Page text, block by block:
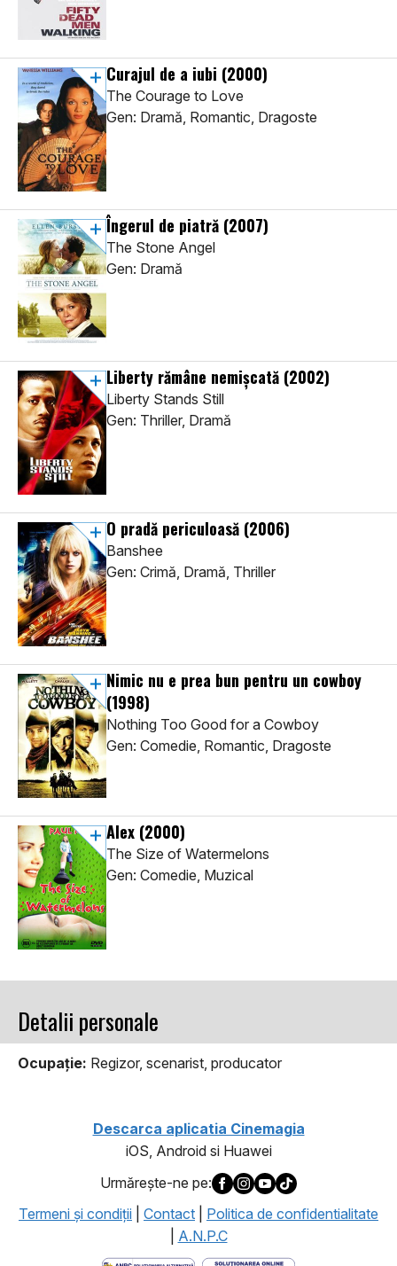
Curajul de a iubi (2000)
The Courage to Love
Gen: Dramă, Romantic, Dragoste
Îngerul de piatră (2007)
The Stone Angel
Gen: Dramă
Liberty rămâne nemişcată (2002)
Liberty Stands Still
Gen: Thriller, Dramă
O pradă periculoasă (2006)
Banshee
Gen: Crimă, Dramă, Thriller
Nimic nu e prea bun pentru un cowboy
(1998)
Nothing Too Good for a Cowboy
Gen: Comedie, Romantic, Dragoste
Alex (2000)
The Size of Watermelons
Gen: Comedie, Muzical
Detalii personale
Ocupaţie: Regizor, scenarist, producator
Descarca aplicatia Cinemagia
iOS, Android si Huawei
Urmăreşte-ne pe:
Termeni şi condiţii
Contact
Politica de confidentialitate
A.N.P.C